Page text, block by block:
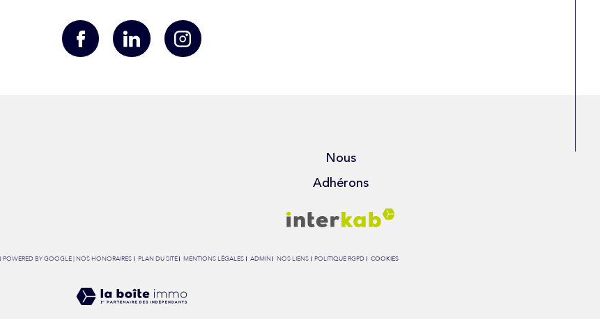
Nous
Adhérons
POWERED BY GOOGLE | NOS HONORAIRES PLAN DU SITE MENTIONS LÉGALES ADMIN NOS LIENS POLITIQUE RGPD COOKIES